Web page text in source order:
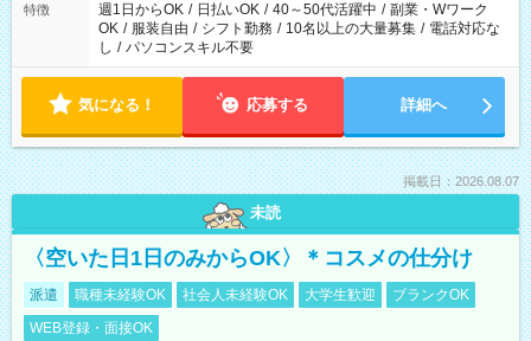
特徴 週1日からOK / 日払いOK / 40～50代活躍中 / 副業・Wワーク
OK / 服装自由 / シフト勤務 / 10名以上の大量募集 / 電話対応な
し / パソコンスキル不要
気になる！ 応募する 詳細へ
掲載日：2026.08.07
未読
〈空いた日1日のみからOK〉＊コスメの仕分け
派遣 職種未経験OK 社会人未経験OK 大学生歓迎
ブランクOK
WEB登録・面接OK